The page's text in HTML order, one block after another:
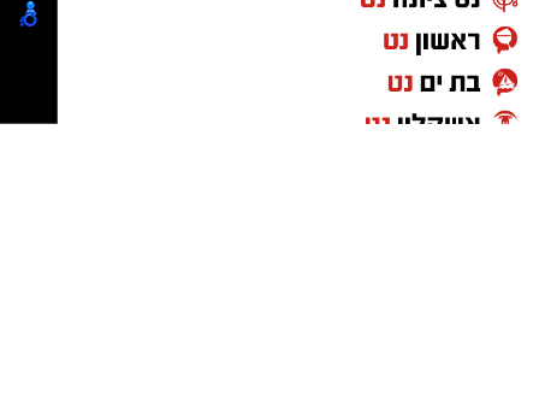
גם צוותי איחוד הצלה העניקו טיפול רפואי בזירה.
החובשים יעקב מזוז, אליעזר בן דוד ויוסי ברנשטיין
מסרו כי האישה נפלה מסולם תוך כדי עבודתה